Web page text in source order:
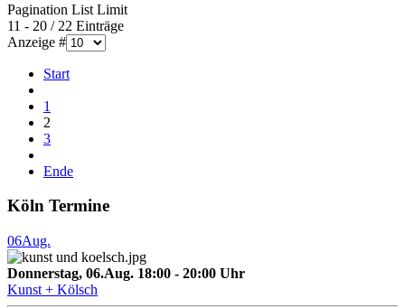
Pagination List Limit
11 - 20 / 22 Einträge
Anzeige #
Start
1
2
3
Ende
Köln Termine
06Aug.
Donnerstag, 06.Aug. 18:00 - 20:00 Uhr
Kunst + Kölsch